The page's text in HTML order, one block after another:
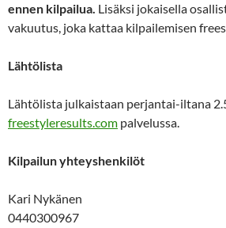
ennen kilpailua. Lisäksi jokaisella
vakuutus, joka kattaa kilpailemisen
Lähtölista
Lähtölista julkaistaan perjantai-iltana
freestyleresults.com palvelussa.
Kilpailun yhteyshenkilöt
Kari Nykänen
0440300967